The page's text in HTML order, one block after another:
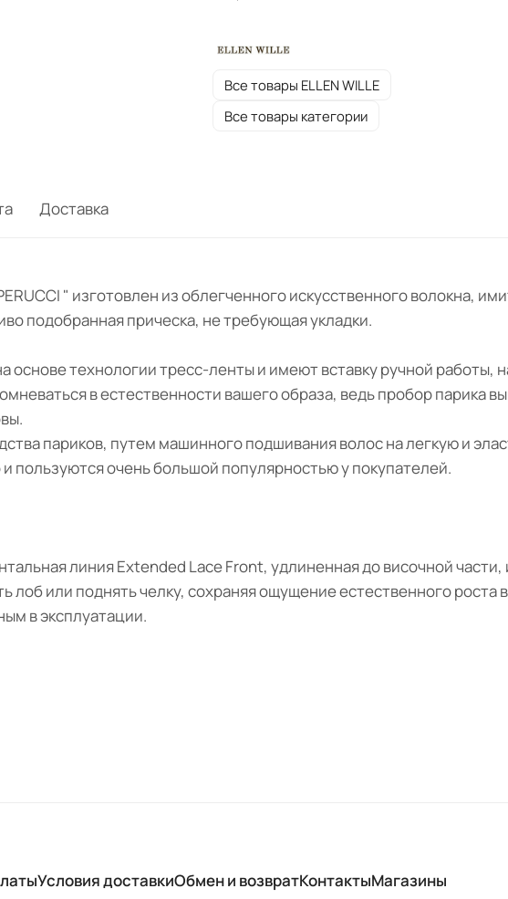
Все товары ELLEN WILLE
Все товары категории
Доставка
" изготовлен из облегченного искусственного волокна,
подобранная прическа, не требующая укладки.
основе технологии тресс-ленты и имеют вставку ручной работы,
в естественности вашего образа, ведь пробор парика
париков, путем машинного подшивания волос на легкую и
пользуются очень большой популярностью у покупателей.
линия Extended Lace Front, удлиненная до височной
лоб или поднять челку, сохраняя ощущение естественного роста
в эксплуатации.
Условия доставкиОбмен и возвратКонтактыМагазины